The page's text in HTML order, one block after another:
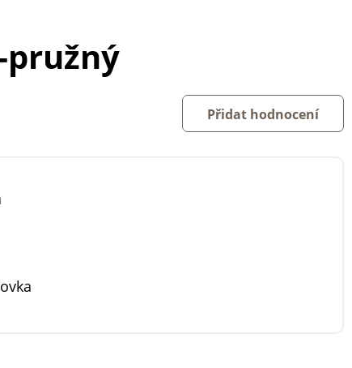
pružný
Přidat hodnocení